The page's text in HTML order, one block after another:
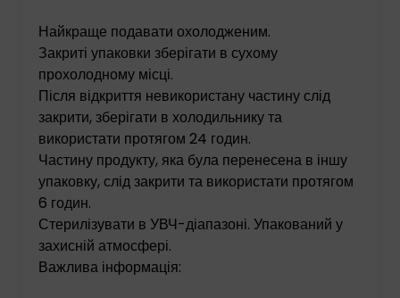
Найкраще подавати охолодженим.
Закриті упаковки зберігати в сухому
прохолодному місці.
Після відкриття невикористану частину слід
закрити, зберігати в холодильнику та
використати протягом 24 годин.
Частину продукту, яка була перенесена в іншу
упаковку, слід закрити та використати протягом
6 годин.
Стерилізувати в УВЧ-діапазоні. Упакований у
захисній атмосфері.
Важлива інформація: